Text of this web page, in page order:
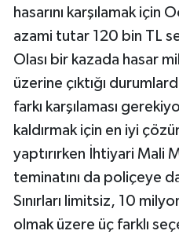
hasarını karşılamak için
azami tutar 120 bin TL
Olası bir kazada hasar
üzerine çıktığı
farkı karşılaması
kaldırmak için en iyi
yaptırırken İhtiyari Mali
teminatını da poliçeye
Sınırları limitsiz, 10
olmak üzere üç farklı